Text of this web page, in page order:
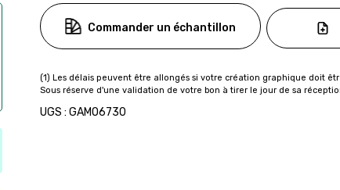
Commander un échantillon
UGS : GAMO6730